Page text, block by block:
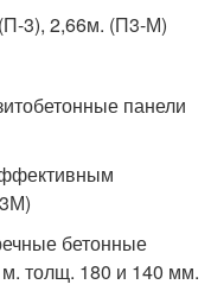
3), 2,66м. (П3-М)
панели
бетонные
толщ. 180 и 140 мм.